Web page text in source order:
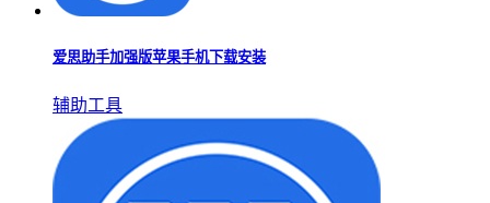
爱思助手加强版苹果手机下载安装
辅助工具